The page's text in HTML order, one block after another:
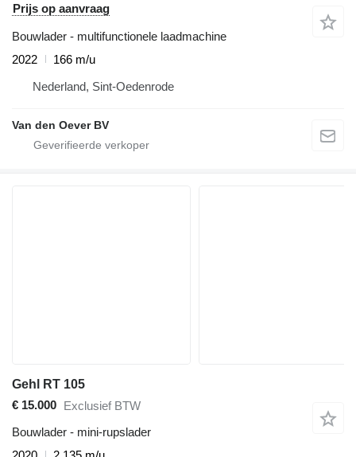
Prijs op aanvraag
Bouwlader - multifunctionele laadmachine
2022
166 m/u
Nederland, Sint-Oedenrode
Van den Oever BV
Gehl RT 105
€ 15.000
Exclusief BTW
Bouwlader - mini-rupslader